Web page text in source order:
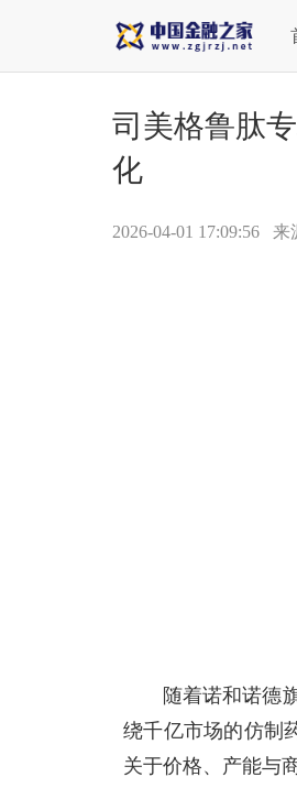
司美格鲁肽
化
2026-04-01 17:09:56 来
随着诺和诺德
绕千亿市场的仿制
关于价格、产能与